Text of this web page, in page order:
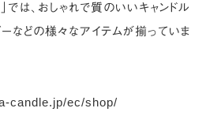
では、 おしゃれで質のいいキャンドル
ーなどの様々なアイテムが揃っていま
candle.jp/ec/shop/